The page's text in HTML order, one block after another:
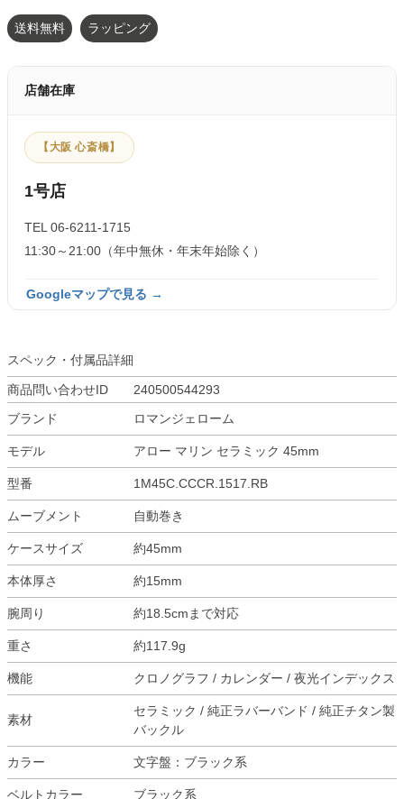
送料無料 ラッピング
店舗在庫
【大阪 心斎橋】
1号店
TEL 06-6211-1715
11:30～21:00（年中無休・年末年始除く）
Googleマップで見る →
スペック・付属品詳細
商品問い合わせID
240500544293
ブランド
ロマンジェローム
モデル アロー マリン セラミック 45mm
型番 1M45C.CCCR.1517.RB
ムーブメント 自動巻き
ケースサイズ 約45mm
本体厚さ 約15mm
腕周り 約18.5cmまで対応
重さ 約117.9g
機能 クロノグラフ / カレンダー / 夜光インデックス
素材
セラミック / 純正ラバーバンド / 純正チタン製
バックル
カラー 文字盤：ブラック系
ベルトカラー ブラック系